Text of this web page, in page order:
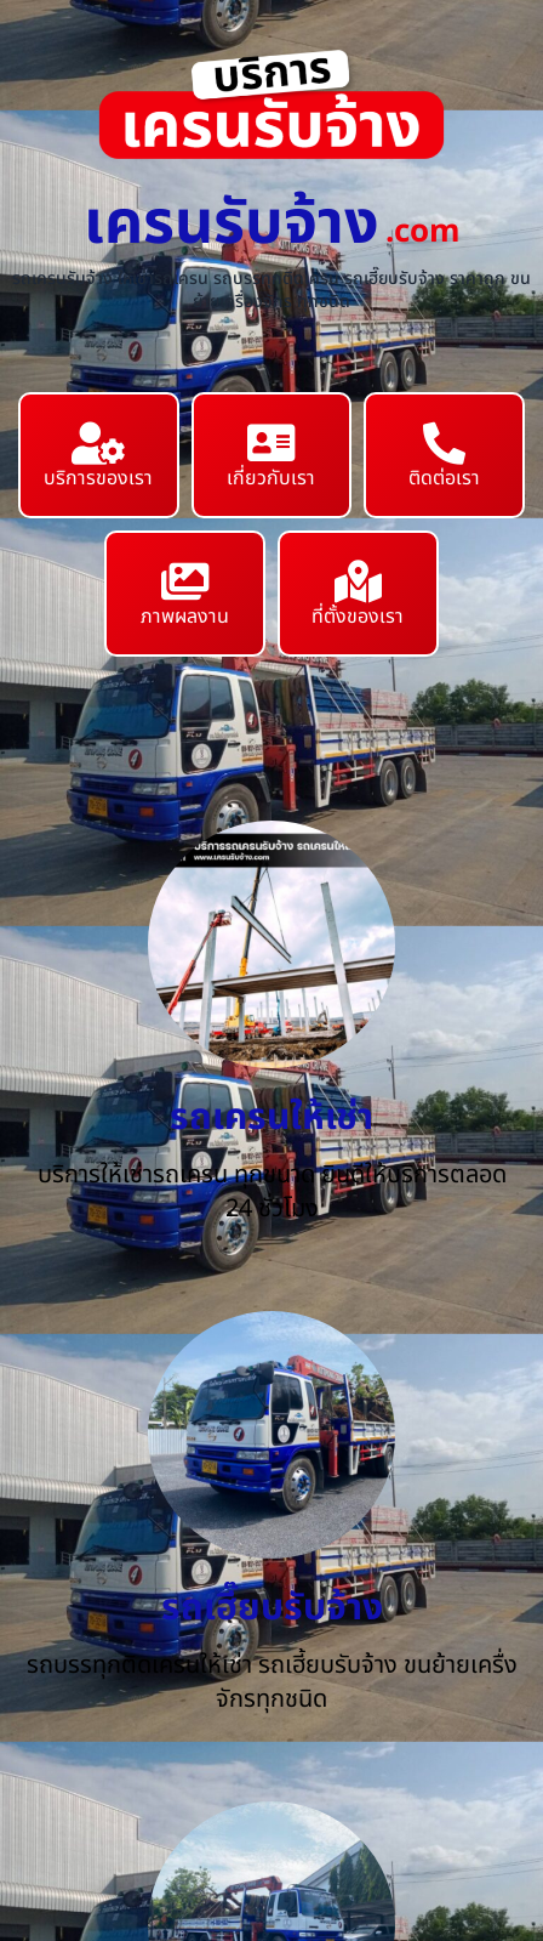
เครนรับจ้าง.com
รถเครนรับจ้าง ให้เช่ารถเครน รถบรรทุกติดเครน รถเฮี๊ยบรับจ้าง ราคาถูก ขน
ย้ายเครื่องจักร ทุกชนิด
บริการของเรา เกี่ยวกับเรา ติดต่อเรา
ภาพผลงาน ที่ตั้งของเรา
รถเครนให้เช่า
บริการให้เช่ารถเครน ทุกขนาด ยินดีให้บริการตลอด
24 ชั่วโมง
รถเฮี๊ยบรับจ้าง
รถบรรทุกติดเครนให้เช่า รถเฮี้ยบรับจ้าง ขนย้ายเครื่ง
จักรทุกชนิด